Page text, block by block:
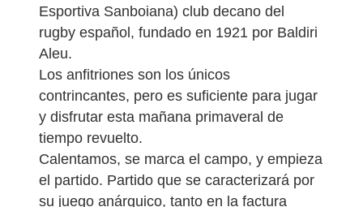
Esportiva Sanboiana) club decano del
rugby español, fundado en 1921 por Baldiri
Aleu.
Los anfitriones son los únicos
contrincantes, pero es suficiente para jugar
y disfrutar esta mañana primaveral de
tiempo revuelto.
Calentamos, se marca el campo, y empieza
el partido. Partido que se caracterizará por
su juego anárquico, tanto en la factura